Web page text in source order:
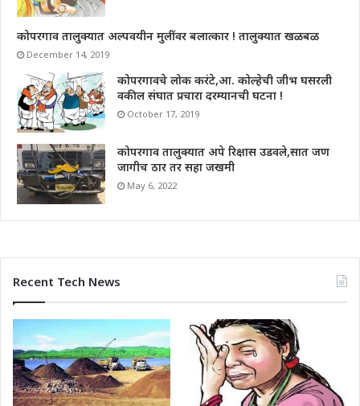
कोपरगाव तालुक्यात अल्पवयीन मुलींवर बलात्कार ! तालुक्यात खळबळ
December 14, 2019
कोपरगावचे लोक करंटे,आ. कोल्हेची जीभ घसरली
वकील संघात प्रचारा दरम्यानची घटना !
October 17, 2019
कोपरगाव तालुक्यात अपे रिक्षास उडवले,सात जण
जागीच ठार तर सहा जखमी
May 6, 2022
Recent Tech News